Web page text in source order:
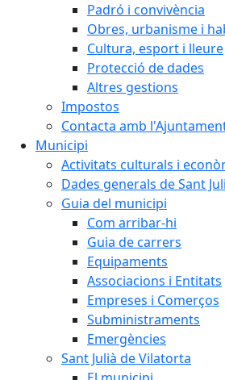
Padró i convivència
Obres, urbanisme i
Cultura, esport i lleure
Protecció de dades
Altres gestions
Impostos
Contacta amb
Municipi
Activitats culturals i
Dades generals de Sant
Guia del municipi
Com arribar-hi
Guia de carrers
Equipaments
Associacions i Entitats
Empreses i Comerços
Subministraments
Emergències
Sant Julià de Vilatorta